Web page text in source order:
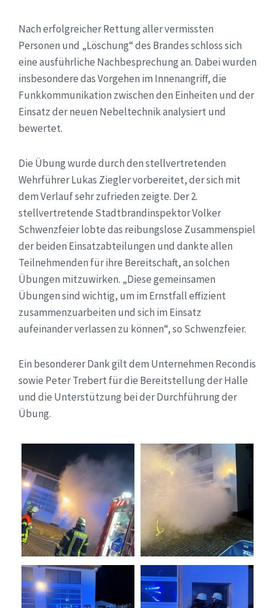
Nach erfolgreicher Rettung aller vermissten
Personen und „Löschung“ des Brandes schloss sich
eine ausführliche Nachbesprechung an. Dabei wurden
insbesondere das Vorgehen im Innenangriff, die
Funkkommunikation zwischen den Einheiten und der
Einsatz der neuen Nebeltechnik analysiert und
bewertet.
Die Übung wurde durch den stellvertretenden
Wehrführer Lukas Ziegler vorbereitet, der sich mit
dem Verlauf sehr zufrieden zeigte. Der 2.
stellvertretende Stadtbrandinspektor Volker
Schwenzfeier lobte das reibungslose Zusammenspiel
der beiden Einsatzabteilungen und dankte allen
Teilnehmenden für ihre Bereitschaft, an solchen
Übungen mitzuwirken. „Diese gemeinsamen
Übungen sind wichtig, um im Ernstfall effizient
zusammenzuarbeiten und sich im Einsatz
aufeinander verlassen zu können“, so Schwenzfeier.
Ein besonderer Dank gilt dem Unternehmen Recondis
sowie Peter Trebert für die Bereitstellung der Halle
und die Unterstützung bei der Durchführung der
Übung.